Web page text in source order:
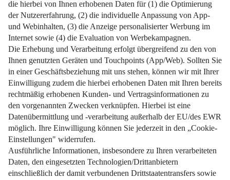
Impressum Datenschutz Nutzungsbedingungen
Pflichtinformationen AGB Über uns Bildquellen
Barrierefreiheit Widerrufsformular